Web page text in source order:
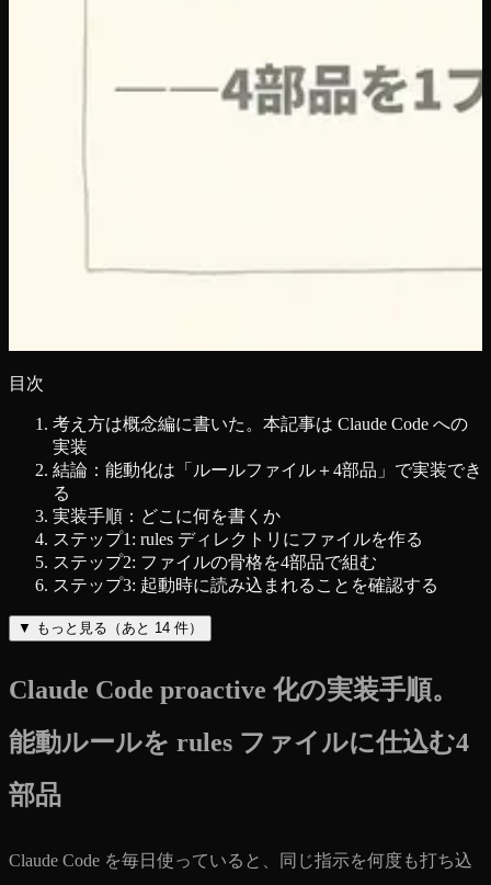
目次
考え方は概念編に書いた。本記事は Claude Code への
実装
結論：能動化は「ルールファイル＋4部品」で実装でき
る
実装手順：どこに何を書くか
ステップ1: rules ディレクトリにファイルを作る
ステップ2: ファイルの骨格を4部品で組む
ステップ3: 起動時に読み込まれることを確認する
▼ もっと見る（あと 14 件）
Claude Code proactive 化の実装手順。
能動ルールを rules ファイルに仕込む4
部品
Claude Code を毎日使っていると、同じ指示を何度も打ち込